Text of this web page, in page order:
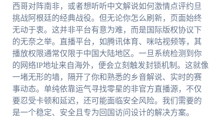
西哥对阵南非，或者想听听中文解说如何激情点评约旦
挑战阿根廷的经典战役。但无论你怎么刷新，页面始终
无动于衷。这并非平台有意为难，而是国际版权协议下
的无奈之举。直播平台，如腾讯体育、咪咕视频等，其
播放权限通常仅限于中国大陆地区。一旦系统检测到你
的网络IP地址来自海外，便会立刻触发封锁机制。这就像
一堵无形的墙，隔开了你和熟悉的乡音解说、实时的赛
事动态。单纯依靠运气寻找零星的非官方直播源，不仅
要忍受卡顿和延迟，还可能面临安全风险。我们需要的
是一个稳定、安全且专为回国访问设计的解决方案。